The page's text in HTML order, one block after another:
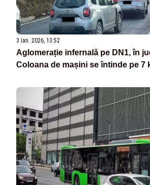
3 ian. 2026, 13:52
Aglomerație infernală pe DN1, în
Coloana de mașini se întinde pe 7